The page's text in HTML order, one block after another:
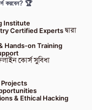
করবেন? 🏆
Institute
Certified Expertsদ্বারা
Hands-on Training
কোর্স সুবিধা
Projects
& Ethical Hacking